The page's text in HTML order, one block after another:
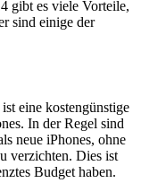
gibt es viele Vorteile,
sind einige der
eine kostengünstige
In der Regel sind
neue iPhones, ohne
verzichten. Dies ist
Budget haben.